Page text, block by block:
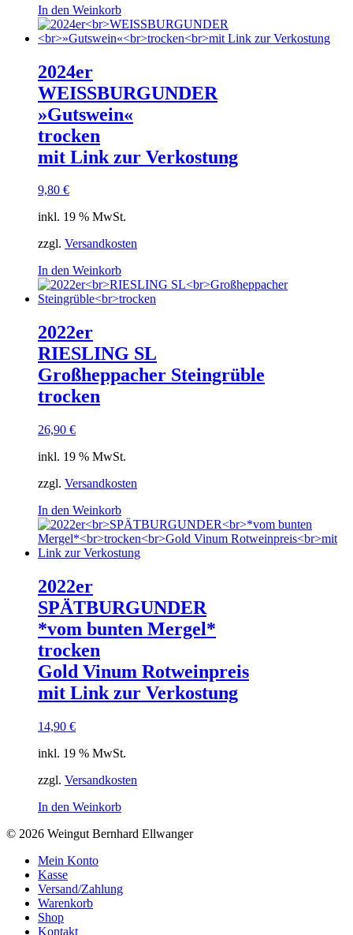
In den Weinkorb
2024er
WEISSBURGUNDER
»Gutswein«
trocken
mit Link zur Verkostung
9,80 €
inkl. 19 % MwSt.
zzgl. Versandkosten
In den Weinkorb
2022er
RIESLING SL
Großheppacher Steingrüble
trocken
26,90 €
inkl. 19 % MwSt.
zzgl. Versandkosten
In den Weinkorb
2022er
SPÄTBURGUNDER
*vom bunten Mergel*
trocken
Gold Vinum Rotweinpreis
mit Link zur Verkostung
14,90 €
inkl. 19 % MwSt.
zzgl. Versandkosten
In den Weinkorb
© 2026 Weingut Bernhard Ellwanger
Mein Konto
Kasse
Versand/Zahlung
Warenkorb
Shop
Kontakt